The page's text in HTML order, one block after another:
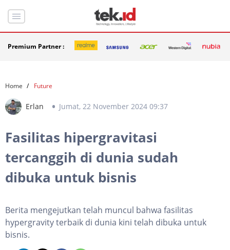
Premium Partner :
Home Future
Erlan Jumat, 22 November 2024 09:37
Fasilitas hipergravitasi
tercanggih di dunia sudah
dibuka untuk bisnis
Berita mengejutkan telah muncul bahwa fasilitas
hypergravity terbaik di dunia kini telah dibuka untuk
bisnis.